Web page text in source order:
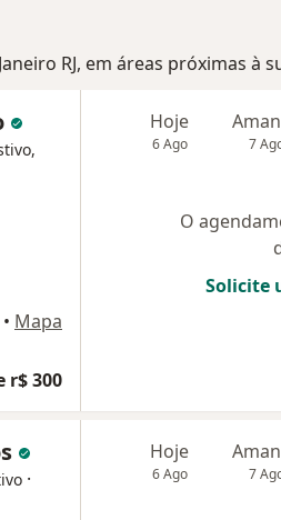
RJ, em áreas próximas à
• Mapa
r$ 300
Hoje
6 Ago 7
O
Solicite
·
Hoje
6 Ago 7